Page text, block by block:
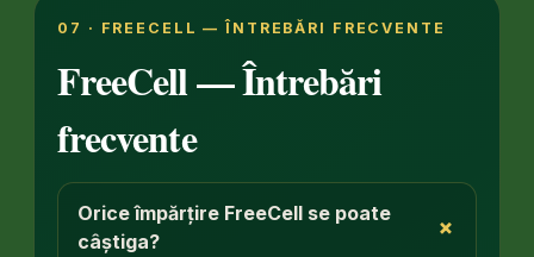
07 · FREECELL — ÎNTREBĂRI FRECVENTE
FreeCell — Întrebări
frecvente
Orice împărțire FreeCell se poate
câștiga?
+